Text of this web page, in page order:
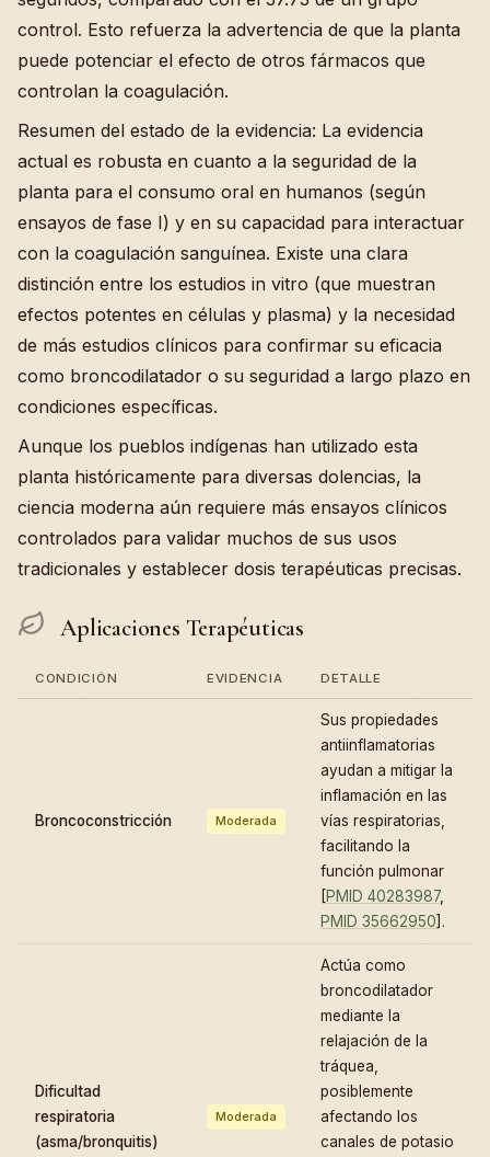
control. Esto refuerza la advertencia de que la planta
puede potenciar el efecto de otros fármacos que
controlan la coagulación.
Resumen del estado de la evidencia: La evidencia
actual es robusta en cuanto a la seguridad de la
planta para el consumo oral en humanos (según
ensayos de fase I) y en su capacidad para interactuar
con la coagulación sanguínea. Existe una clara
distinción entre los estudios in vitro (que muestran
efectos potentes en células y plasma) y la necesidad
de más estudios clínicos para confirmar su eficacia
como broncodilatador o su seguridad a largo plazo en
condiciones específicas.
Aunque los pueblos indígenas han utilizado esta
planta históricamente para diversas dolencias, la
ciencia moderna aún requiere más ensayos clínicos
controlados para validar muchos de sus usos
tradicionales y establecer dosis terapéuticas precisas.
Aplicaciones Terapéuticas
CONDICIÓN EVIDENCIA DETALLE
Broncoconstricción Moderada
Sus propiedades
antiinflamatorias
ayudan a mitigar la
inflamación en las
vías respiratorias,
facilitando la
función pulmonar
[PMID 40283987,
PMID 35662950].
Dificultad
respiratoria
(asma/bronquitis)
Moderada
Actúa como
broncodilatador
mediante la
relajación de la
tráquea,
posiblemente
afectando los
canales de potasio